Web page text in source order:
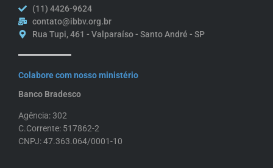
(11) 4426-9624
contato@ibbv.org.br
Rua Tupi, 461 - Valparaíso - Santo André - SP
Colabore com nosso ministério
Banco Bradesco
Agência: 302
C.Corrente: 517862-2
CNPJ: 47.363.064/0001-10